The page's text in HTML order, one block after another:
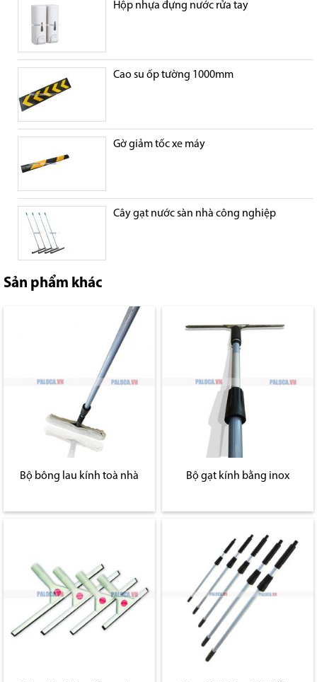
Hộp nhựa đựng nước rửa tay
Cao su ốp tường 1000mm
Gờ giảm tốc xe máy
Cây gạt nước sàn nhà công nghiệp
Sản phẩm khác
Bộ bông lau kính toà nhà Bộ gạt kính bằng inox